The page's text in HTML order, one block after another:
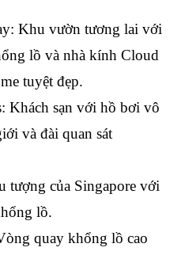
Khu vườn tương lai với
lồ và nhà kính Cloud
tuyệt đẹp.
Khách sạn với hồ bơi vô
và đài quan sát
tượng của Singapore với
lồ.
quay khổng lồ cao